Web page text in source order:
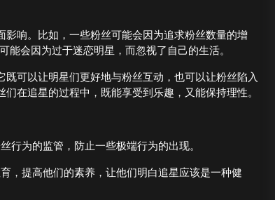
影响。比如，一些粉丝可能会因为追求粉丝数量的增
会因为过于迷恋明星，而忽视了自己的生活。
可以让明星们更好地与粉丝互动，也可以让粉丝陷入
在追星的过程中，既能享受到乐趣，又能保持理性。
行为的监管，防止一些极端行为的出现。
，提高他们的素养，让他们明白追星应该是一种健